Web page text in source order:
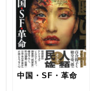
中国・SF・革命